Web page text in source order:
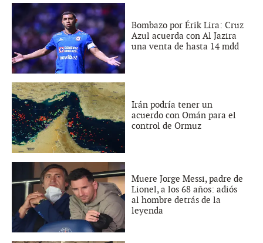
Bombazo por Érik Lira: Cruz
Azul acuerda con Al Jazira
una venta de hasta 14 mdd
Irán podría tener un
acuerdo con Omán para el
control de Ormuz
Muere Jorge Messi, padre de
Lionel, a los 68 años: adiós
al hombre detrás de la
leyenda